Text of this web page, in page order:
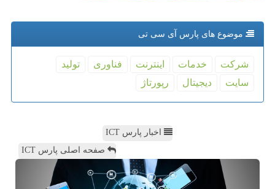
موضوع های پارس آی سی تی
شركت خدمات اینترنت فناوری
تولید
سایت
دیجیتال رپورتاژ
اخبار پارس ICT
صفحه اصلی پارس ICT